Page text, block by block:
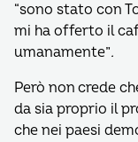
“sono stato con
mi ha offerto il
umanamente”.
Però non crede
da sia proprio il
che nei paesi